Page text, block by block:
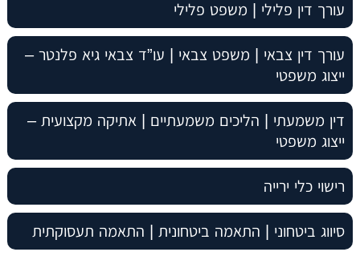
עורך דין פלילי | משפט פלילי
עורך דין צבאי | משפט צבאי | עו”ד צבאי גיא פלנטר –
ייצוג משפטי
דין משמעתי | הליכים משמעתיים | אתיקה מקצועית –
ייצוג משפטי
רישוי כלי ירייה
סיווג ביטחוני | התאמה ביטחונית | התאמה תעסוקתית